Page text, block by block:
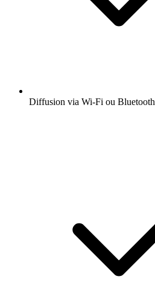
Diffusion via Wi-Fi ou Bluetooth